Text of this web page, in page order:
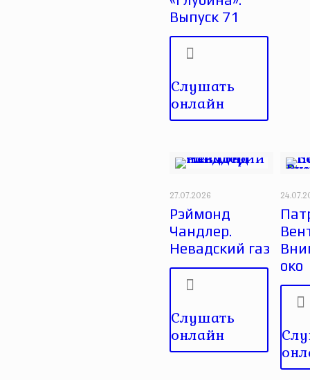
Выпуск 71
Слушать
онлайн
27.07.2026
Рэймонд
Чандлер.
Невадский газ
Слушать
онлайн
око